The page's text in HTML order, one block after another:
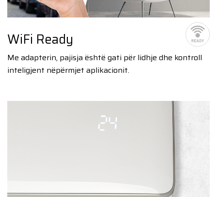
WiFi Ready
Me adapterin, pajisja është gati për lidhje dhe kontroll
inteligjent nëpërmjet aplikacionit.